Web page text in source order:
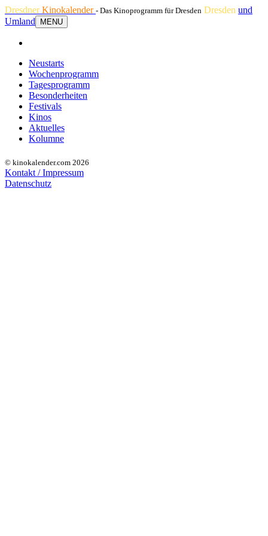
DresdnerKinokalender - Das Kinoprogramm für Dresden Dresden und
Umland
MENU
Neustarts
Wochenprogramm
Tagesprogramm
Besonderheiten
Festivals
Kinos
Aktuelles
Kolumne
© kinokalender.com 2026
Kontakt / Impressum
Datenschutz